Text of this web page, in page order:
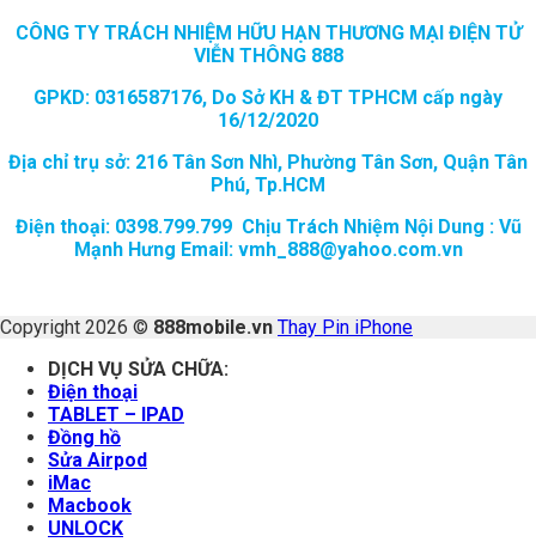
CÔNG TY TRÁCH NHIỆM HỮU HẠN THƯƠNG MẠI ĐIỆN TỬ
VIỄN THÔNG 888
GPKD: 0316587176, Do Sở KH & ĐT TPHCM cấp ngày
16/12/2020
Địa chỉ trụ sở: 216 Tân Sơn Nhì, Phường Tân Sơn, Quận Tân
Phú, Tp.HCM
Điện thoại: 0398.799.799 Chịu Trách Nhiệm Nội Dung : Vũ
Mạnh Hưng Email: vmh_888@yahoo.com.vn
Copyright 2026 © 888mobile.vn Thay Pin iPhone
DỊCH VỤ SỬA CHỮA:
Điện thoại
TABLET – IPAD
Đồng hồ
Sửa Airpod
iMac
Macbook
UNLOCK